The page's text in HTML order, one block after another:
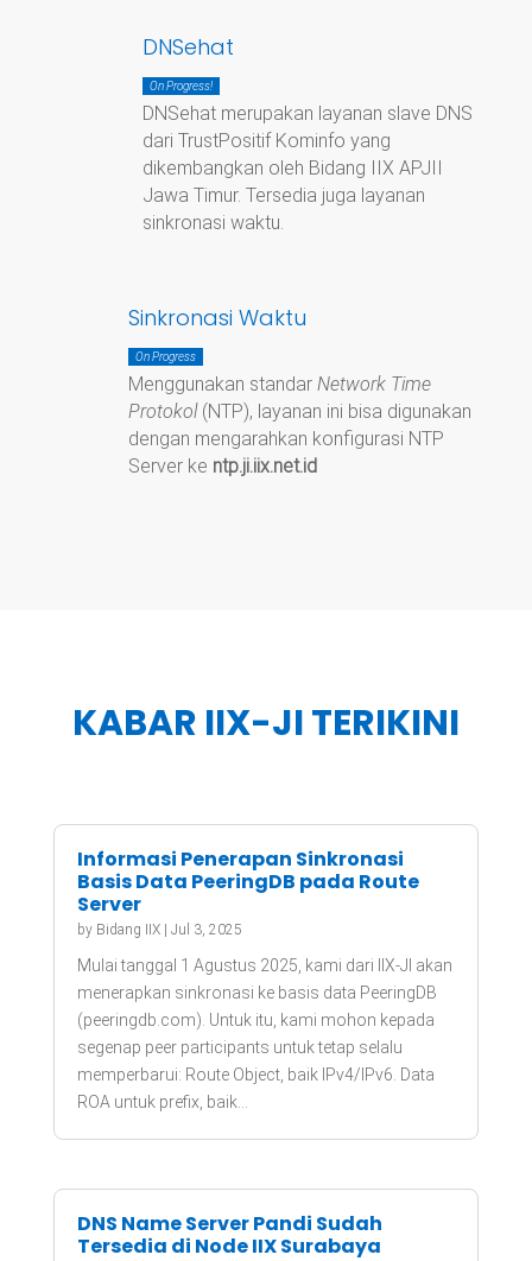
DNSehat
On Progress!
DNSehat merupakan layanan slave DNS
dari TrustPositif Kominfo yang
dikembangkan oleh Bidang IIX APJII
Jawa Timur. Tersedia juga layanan
sinkronasi waktu.
Sinkronasi Waktu
On Progress
Menggunakan standar Network Time
Protokol(NTP), layanan ini bisa digunakan
dengan mengarahkan konfigurasi NTP
Server ke ntp.ji.iix.net.id
KABAR IIX-JI TERIKINI
Informasi Penerapan Sinkronasi
Basis Data PeeringDB pada Route
Server
by Bidang IIX| Jul 3, 2025
Mulai tanggal 1 Agustus 2025, kami dari IIX-JI akan
menerapkan sinkronasi ke basis data PeeringDB
(peeringdb.com). Untuk itu, kami mohon kepada
segenap peer participants untuk tetap selalu
memperbarui: Route Object, baik IPv4/IPv6. Data
ROA untuk prefix, baik...
DNS Name Server Pandi Sudah
Tersedia di Node IIX Surabaya